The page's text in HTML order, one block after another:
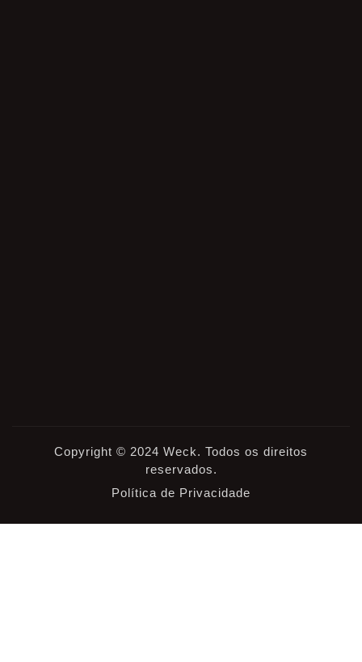
Copyright © 2024 Weck. Todos os direitos
reservados.
Política de Privacidade